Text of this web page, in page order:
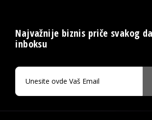
Najvažnije biznis priče svakog
inboksu